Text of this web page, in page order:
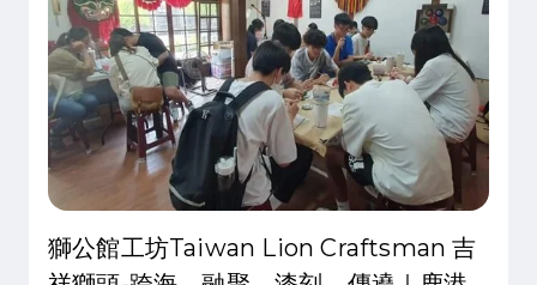
獅公館工坊Taiwan Lion Craftsman 吉